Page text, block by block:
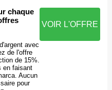
chaque
avec
de l'offre
de 15%.
en faisant
Aucun
pour
VOIR L'OFFRE